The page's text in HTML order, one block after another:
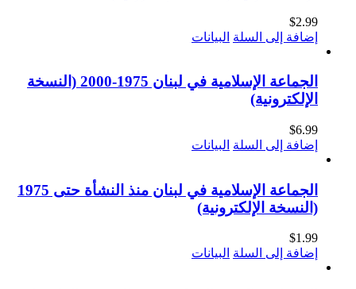
$2.99
إضافة إلى السلة البيانات
الجماعة الإسلامية في لبنان 1975-2000 (النسخة
الإلكترونية)
$6.99
إضافة إلى السلة البيانات
الجماعة الإسلامية في لبنان منذ النشأة حتى 1975
(النسخة الإلكترونية)
$1.99
إضافة إلى السلة البيانات